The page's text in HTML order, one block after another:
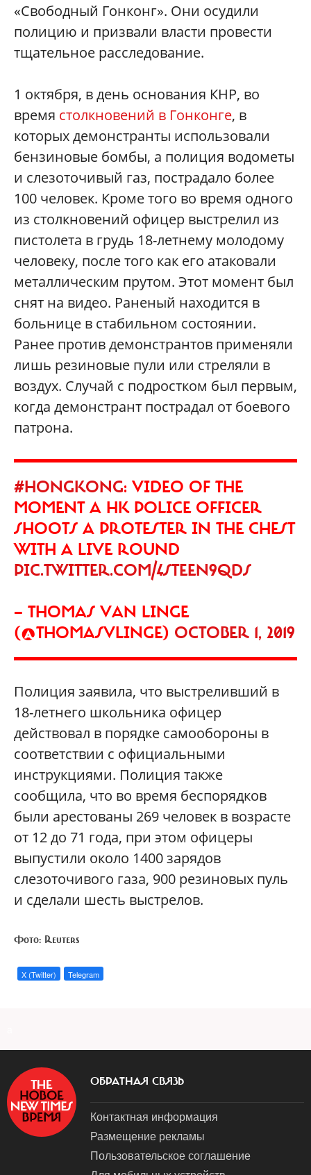
«Свободный Гонконг». Они осудили
полицию и призвали власти провести
тщательное расследование.
1 октября, в день основания КНР, во
время столкновений в Гонконге, в
которых демонстранты использовали
бензиновые бомбы, а полиция водометы
и слезоточивый газ, пострадало более
100 человек. Кроме того во время одного
из столкновений офицер выстрелил из
пистолета в грудь 18-летнему молодому
человеку, после того как его атаковали
металлическим прутом. Этот момент был
снят на видео. Раненый находится в
больнице в стабильном состоянии.
Ранее против демонстрантов применяли
лишь резиновые пули или стреляли в
воздух. Случай с подростком был первым,
когда демонстрант пострадал от боевого
патрона.
#HONGKONG: VIDEO OF THE
MOMENT A HK POLICE OFFICER
SHOOTS A PROTESTER IN THE CHEST
WITH A LIVE ROUND
PIC.TWITTER.COM/4STEEN9QDS
— THOMAS VAN LINGE
(@THOMASVLINGE) OCTOBER 1, 2019
Полиция заявила, что выстреливший в
18-летнего школьника офицер
действовал в порядке самообороны в
соответствии с официальными
инструкциями. Полиция также
сообщила, что во время беспорядков
были арестованы 269 человек в возрасте
от 12 до 71 года, при этом офицеры
выпустили около 1400 зарядов
слезоточивого газа, 900 резиновых пуль
и сделали шесть выстрелов.
Фото: Reuters
X (Twitter) Telegram
ОБРАТНАЯ СВЯЗЬ
Контактная информация
Размещение рекламы
Пользовательское соглашение